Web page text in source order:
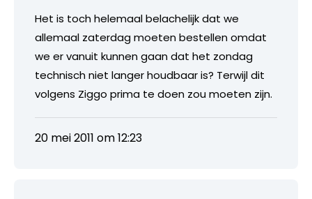
Het is toch helemaal belachelijk dat we
allemaal zaterdag moeten bestellen omdat
we er vanuit kunnen gaan dat het zondag
technisch niet langer houdbaar is? Terwijl dit
volgens Ziggo prima te doen zou moeten zijn.
20 mei 2011 om 12:23